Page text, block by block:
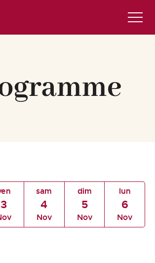
INSCRIPTIONS
Français
3
sam
4
Nov
dim
5
Nov
lun
6
Nov